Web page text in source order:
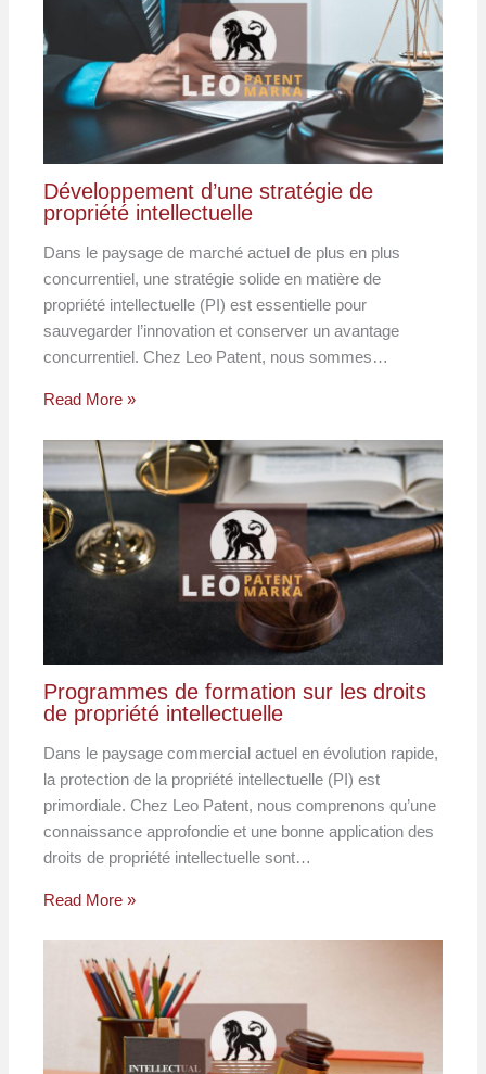
Développement d’une stratégie de
propriété intellectuelle
Dans le paysage de marché actuel de plus en plus
concurrentiel, une stratégie solide en matière de
propriété intellectuelle (PI) est essentielle pour
sauvegarder l’innovation et conserver un avantage
concurrentiel. Chez Leo Patent, nous sommes…
Read More »
Programmes de formation sur les droits
de propriété intellectuelle
Dans le paysage commercial actuel en évolution rapide,
la protection de la propriété intellectuelle (PI) est
primordiale. Chez Leo Patent, nous comprenons qu’une
connaissance approfondie et une bonne application des
droits de propriété intellectuelle sont…
Read More »